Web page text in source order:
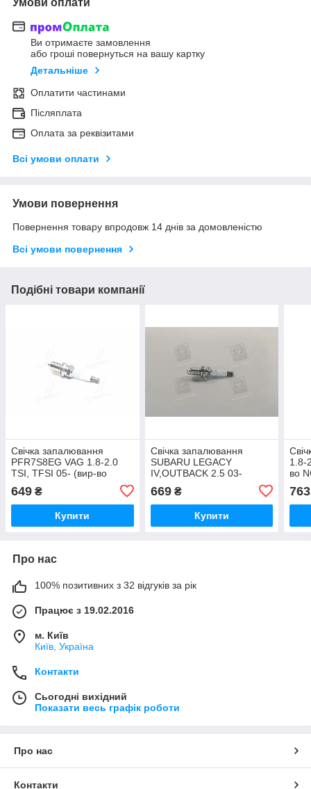
Ви отримаєте замовлення
або гроші повернуться на вашу картку
Детальніше
Оплатити частинами
Післяплата
Оплата за реквізитами
Всі умови оплати
Умови повернення
Повернення товару впродовж 14 днів за домовленістю
Всі умови повернення
Подібні товари компанії
Свічка запалювання
PFR7S8EG VAG 1.8-2.0
TSI, TFSI 05- (вир-во
649 ₴
Купити
Свічка запалювання
SUBARU LEGACY
IV,OUTBACK 2.5 03-
HYUNDAI SONATA IV 2.7
01- (вир-во NGK) PFR5B-
11 UA51
669₴
Купити
1.8-
во
763
Про нас
100% позитивних з 32 відгуків за рік
Працює з 19.02.2016
м. Київ
Київ, Україна
Контакти
Сьогодні вихідний
Показати весь графік роботи
Про нас
Контакти